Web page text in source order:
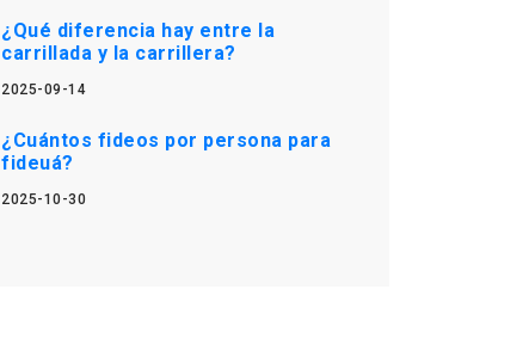
¿Qué diferencia hay entre la
carrillada y la carrillera?
2025-09-14
¿Cuántos fideos por persona para
fideuá?
2025-10-30